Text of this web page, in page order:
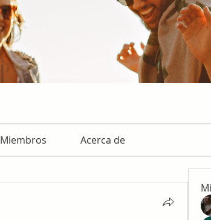
Miembros Acerca de